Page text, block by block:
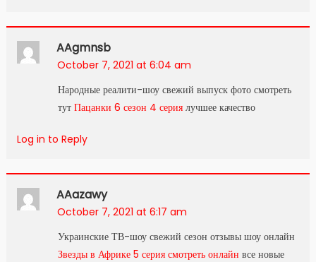
AAgmnsb
October 7, 2021 at 6:04 am
Народные реалити-шоу свежий выпуск фото смотреть
тут Пацанки 6 сезон 4 сериялучшее качество
Log in to Reply
AAazawy
October 7, 2021 at 6:17 am
Украинские ТВ-шоу свежий сезон отзывы шоу онлайн
Звезды в Африке 5 серия смотреть онлайн все новые